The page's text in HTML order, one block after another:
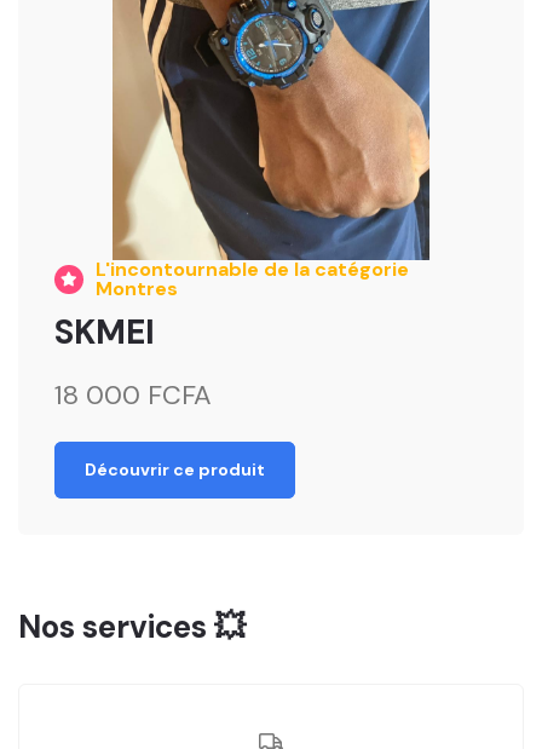
L'incontournable de la catégorie
Montres
SKMEI
18 000 FCFA
Découvrir ce produit
Nos services 💥